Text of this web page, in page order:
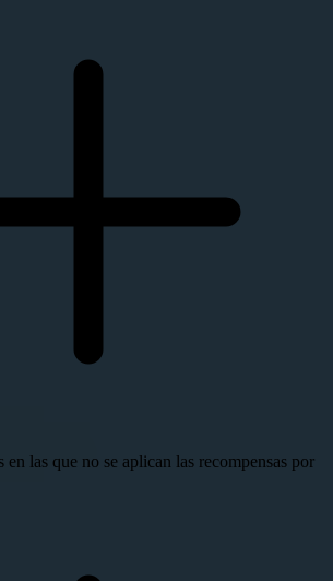
en las que no se aplican las recompensas por